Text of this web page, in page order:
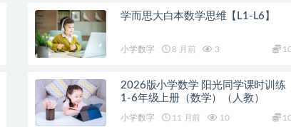
学而思大白本数学思维【L1-L6】
小学数字 8 月前 3
2026版小学数学 阳光同学课时训练
1-6年级上册（数学）（人教）
小学数字 11 月前 10